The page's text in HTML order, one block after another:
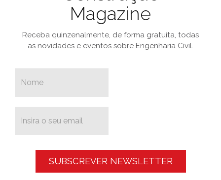
Magazine
Receba quinzenalmente, de forma gratuita, todas
as novidades e eventos sobre Engenharia Civil.
SUBSCREVER NEWSLETTER